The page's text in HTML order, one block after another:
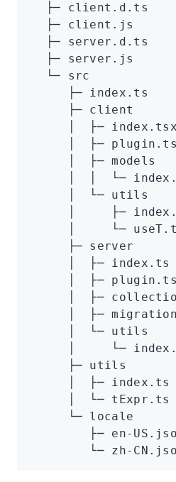
  ├─
client.d.ts
  ├─
client.js
  ├─
server.d.ts
  ├─
server.js
  └─
src
     ├─
index.ts
     ├─
client
  ├─
index.tsx
  ├─
  ├─
models
  └─
  └─
utils
     ├─
     └─
     ├─
server
  ├─
index.ts
  ├─
plugin.ts
  ├─
  ├─
  └─
utils
     └─
     ├─
utils
  ├─
index.ts
  └─
tExpr.ts
     └─
locale
        ├─
en-
        └─
zh-